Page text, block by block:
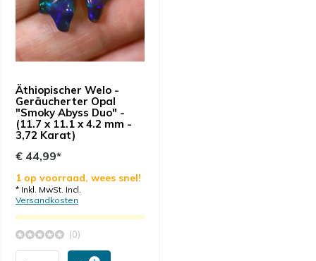
Äthiopischer Welo -
Geräucherter Opal
"Smoky Abyss Duo" -
(11.7 x 11.1 x 4.2 mm -
3,72 Karat)
€ 44,99*
1 op voorraad, wees snel!
* Inkl. MwSt. Incl.
Versandkosten
(0)